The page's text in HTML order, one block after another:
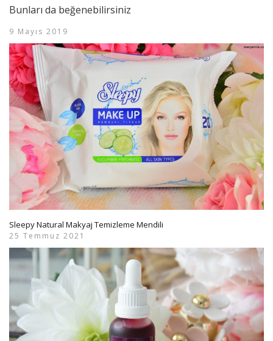
Bunları da beğenebilirsiniz
9 Mayıs 2019
Sleepy Natural Makyaj Temizleme Mendili
25 Temmuz 2021